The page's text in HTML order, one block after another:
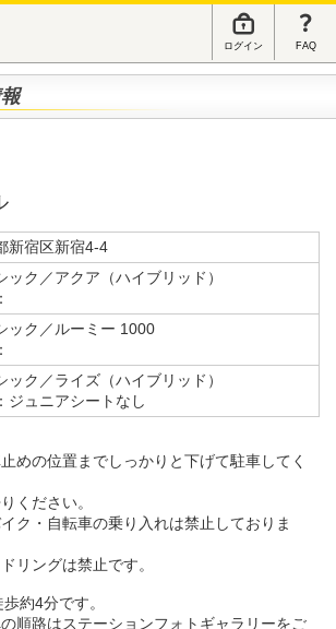
ログイン FAQ
新宿区新宿4-4
ック／アクア（ハイブリッド）
ック／ルーミー 1000
ック／ライズ（ハイブリッド）
ジュニアシートなし
めの位置までしっかりと下げて駐車してく
ください。
ク・自転車の乗り入れは禁止しておりま
リングは禁止です。
約4分です。
順路はステーションフォトギャラリーをご